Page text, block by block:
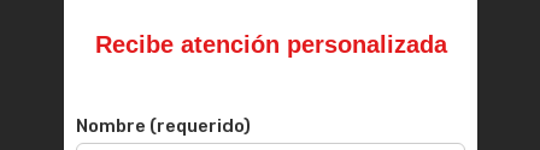
Recibe atención personalizada
Nombre (requerido)